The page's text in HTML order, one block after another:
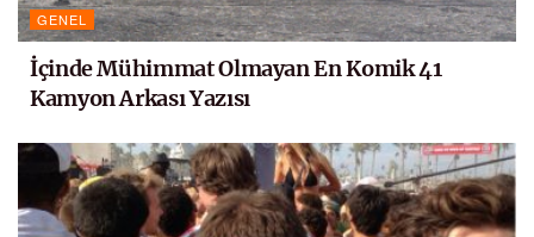
GENEL
İçinde Mühimmat Olmayan En Komik 41
Kamyon Arkası Yazısı